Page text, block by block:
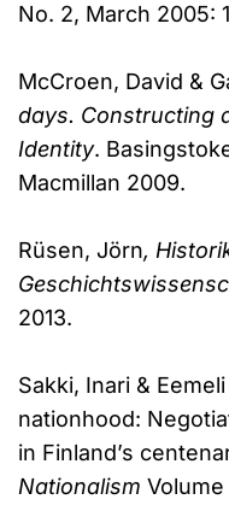
No. 2, March 2005:
McCroen, David &
days. Constructing
Identity.
Macmillan 2009.
Rüsen, Jörn,
2013.
Sakki, Inari &
nationhood:
in Finland’s
Nationalism